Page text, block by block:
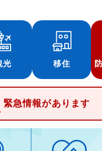
光 移住
緊急情報があります